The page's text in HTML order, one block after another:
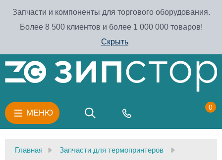
Запчасти и компоненты для торгового оборудования.
Более 8 500 клиентов и более 1 000 000 товаров!
Скрыть
МЕНЮ
0
Главная
Запчасти для термопринтеров